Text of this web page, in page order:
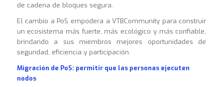
de cadena de bloques segura.
El cambio a PoS empodera a VTBCommunity para construir
un ecosistema más fuerte, más ecológico y más confiable,
brindando a sus miembros mejores oportunidades de
seguridad, eficiencia y participación.
Migración de PoS: permitir que las personas ejecuten
nodos